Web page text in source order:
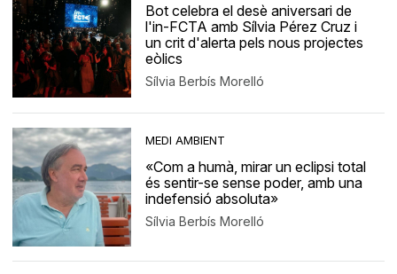
Bot celebra el desè aniversari de
l'in-FCTA amb Sílvia Pérez Cruz i
un crit d'alerta pels nous projectes
eòlics
Sílvia Berbís Morelló
MEDI AMBIENT
«Com a humà, mirar un eclipsi total
és sentir-se sense poder, amb una
indefensió absoluta»
Sílvia Berbís Morelló